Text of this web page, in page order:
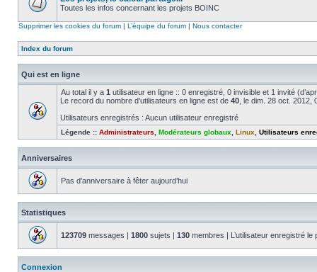
message
Toutes les infos concernant les projets BOINC
Supprimer les cookies du forum | L’équipe du forum | Nous contacter
Index du forum
Qui est en ligne
Au total il y a 1 utilisateur en ligne :: 0 enregistré, 0 invisible et 1 invité
Le record du nombre d’utilisateurs en ligne est de 40 , le dim. 28 oct. 2012,
Utilisateurs enregistrés : Aucun utilisateur enregistré
Légende :: Administrateurs Modérateurs globaux Linux Utilisateurs
Anniversaires
Pas d’anniversaire à fêter aujourd’hui
Statistiques
123709 messages | 1800 sujets | 130 membres | L’utilisateur enregistré
Connexion